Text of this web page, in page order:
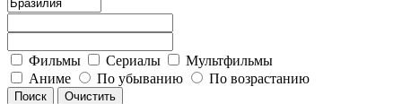
Фильмы Сериалы
Мультфильмы
Аниме
По убыванию По возрастанию